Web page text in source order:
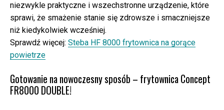
niezwykle praktyczne i wszechstronne urządzenie, które
sprawi, że smażenie stanie się zdrowsze i smaczniejsze
niż kiedykolwiek wcześniej.
Sprawdź więcej: Steba HF 8000 frytownica na gorące
powietrze
Gotowanie na nowoczesny sposób – frytownica Concept
FR8000 DOUBLE!